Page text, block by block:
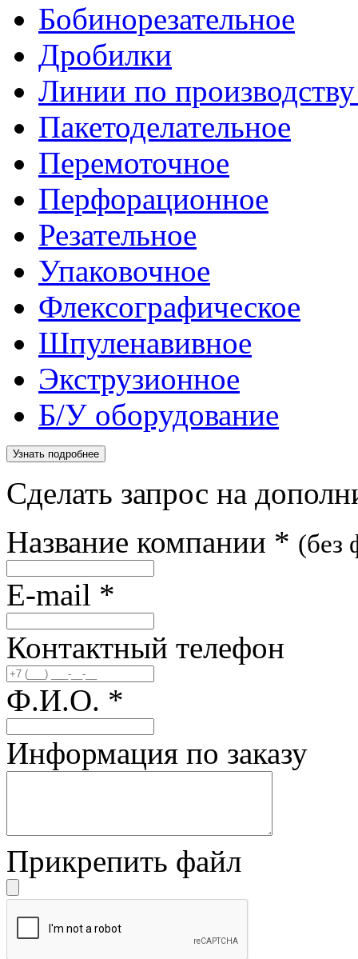
Бобинорезательное
Дробилки
Линии по
Пакетоделательное
Перемоточное
Перфорационное
Резательное
Упаковочное
Флексографическое
Шпуленавивное
Экструзионное
Б/У оборудование
Узнать подробнее
Сделать запрос на
Название компании * (без
E-mail *
Контактный телефон
Ф.И.О. *
Информация по заказу
Прикрепить файл